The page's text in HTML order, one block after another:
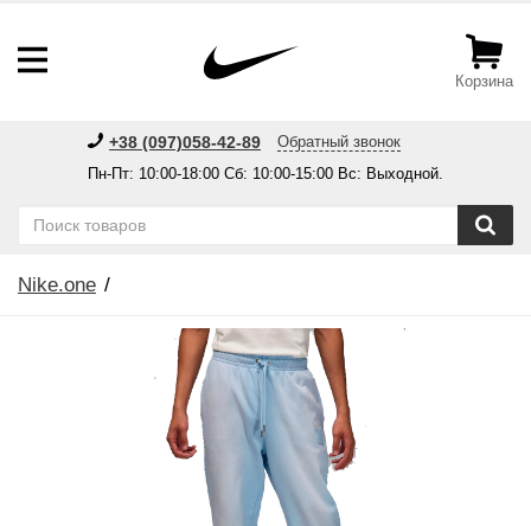
Корзина
+38 (097)058-42-89
Обратный звонок
Пн-Пт: 10:00-18:00 Сб: 10:00-15:00 Вс: Выходной.
Nike.one